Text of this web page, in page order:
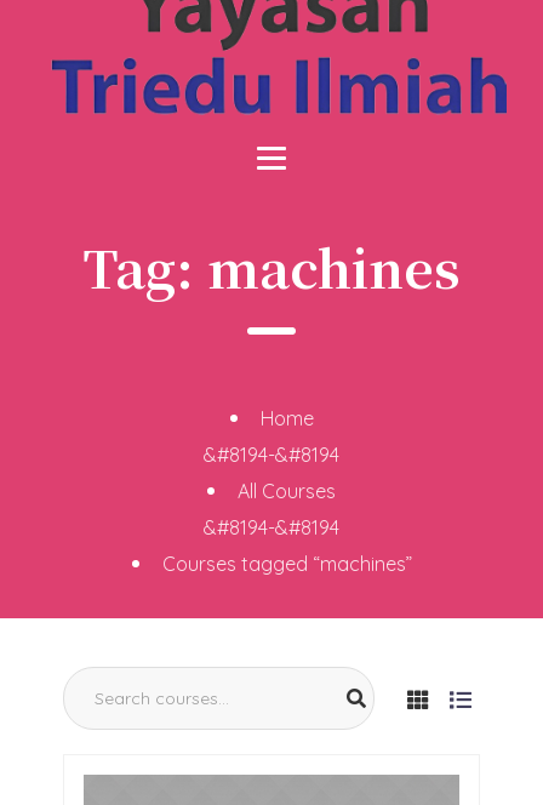
Tag: machines
Home
&#8194-&#8194
All Courses
&#8194-&#8194
Courses tagged “machines”